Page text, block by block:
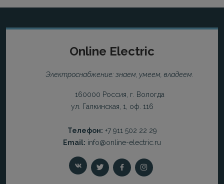
Online Electric
Электроснабжение: знаем, умеем, владеем.
160000 Россия, г. Вологда
ул. Галкинская, 1, оф. 116
Телефон: +7 911 502 22 29
Email: info@online-electric.ru